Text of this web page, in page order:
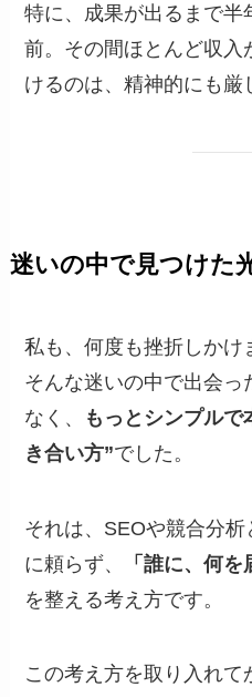
特に、成果が出るまで半
前。その間ほとんど収入
けるのは、精神的にも厳
迷いの中で見つけた
私も、何度も挫折しかけ
そんな迷いの中で出会っ
なく、
もっとシンプルで
き合い方”でした。
それは、SEOや競合分
に頼らず、
「誰に、何を
を整える考え方です。
この考え方を取り入れ